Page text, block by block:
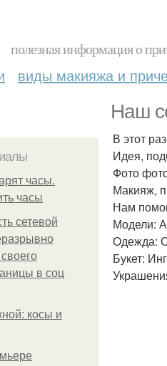
полезная информация о
виды макияжа и
Наш
часы.
часы
сетевой
в соц
косы и
В этот
Идея,
Фото
Макияж,
Нам
Модели:
Одежда:
Букет: